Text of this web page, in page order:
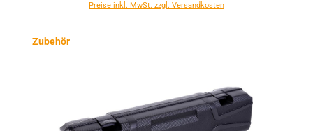
Preise inkl. MwSt. zzgl. Versandkosten
Produktgalerie überspringen
Zubehör